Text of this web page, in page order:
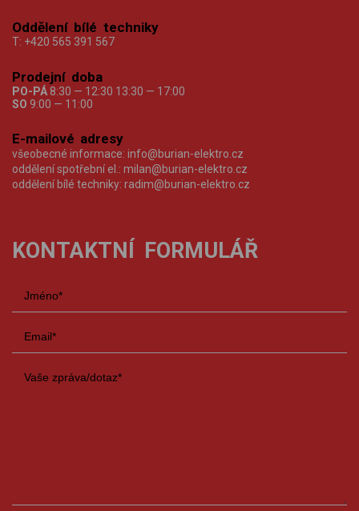
Oddělení bílé techniky
T: +420 565 391 567
Prodejní doba
PO-PÁ 8:30 — 12:30 13:30 — 17:00
SO 9:00 — 11:00
E-mailové adresy
všeobecné informace: info@burian-elektro.cz
oddělení spotřební el.: milan@burian-elektro.cz
oddělení bílé techniky: radim@burian-elektro.cz
KONTAKTNÍ FORMULÁŘ